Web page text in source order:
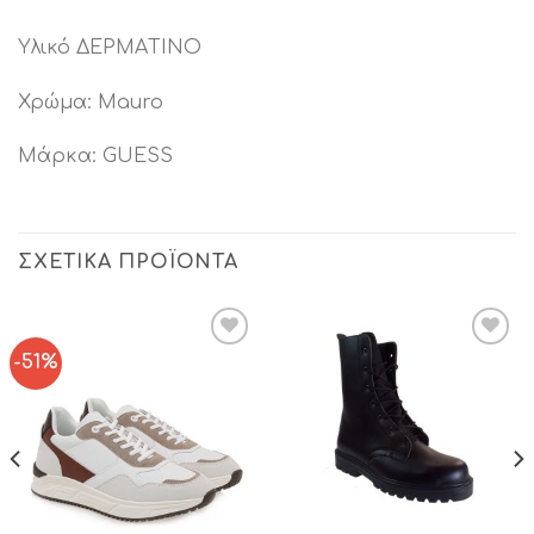
Υλικό ΔΕΡΜΑTINO
Χρώμα: Mauro
Μάρκα: GUESS
ΣΧΕΤΙΚΆ ΠΡΟΪΌΝΤΑ
-51%